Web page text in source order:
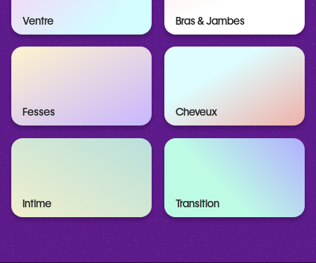
Ventre Bras & Jambes
Fesses Cheveux
Intime Transition